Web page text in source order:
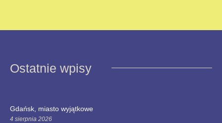
Ostatnie wpisy
Gdańsk, miasto wyjątkowe
4 sierpnia 2026